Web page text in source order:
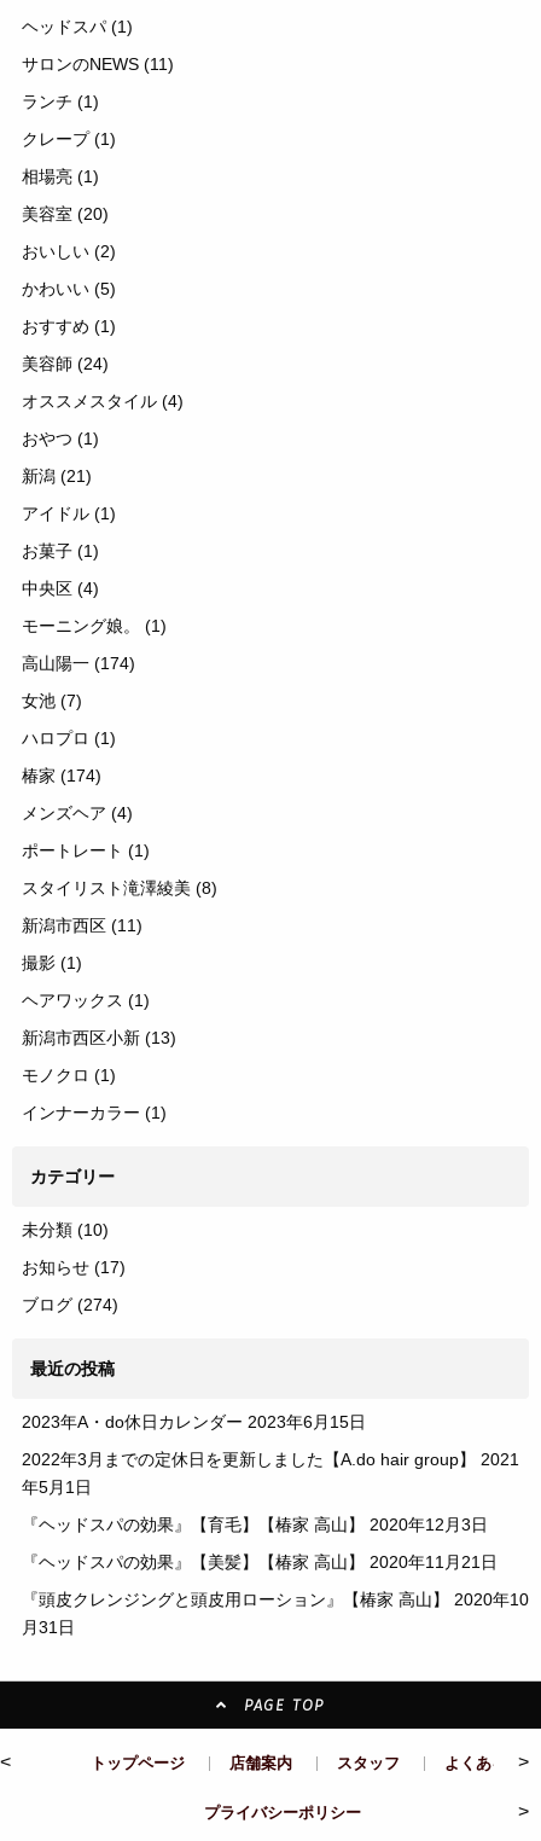
ヘッドスパ (1)
サロンのNEWS (11)
ランチ (1)
クレープ(1)
相場亮 (1)
美容室 (20)
おいしい (2)
かわいい (5)
おすすめ (1)
美容師 (24)
オススメスタイル (4)
おやつ (1)
新潟 (21)
アイドル (1)
お菓子 (1)
中央区 (4)
モーニング娘。 (1)
高山陽一 (174)
女池 (7)
ハロプロ (1)
椿家 (174)
メンズヘア (4)
ポートレート (1)
スタイリスト滝澤綾美 (8)
新潟市西区 (11)
撮影 (1)
ヘアワックス (1)
新潟市西区小新 (13)
モノクロ (1)
インナーカラー (1)
カテゴリー
未分類 (10)
お知らせ (17)
ブログ (274)
最近の投稿
2023年A・do休日カレンダー 2023年6月15日
2022年3月までの定休日を更新しました【A.do hair group】
2021
年5月1日
『ヘッドスパの効果』【育毛】【椿家 高山】
2020年12月3日
『ヘッドスパの効果』【美髪】【椿家 高山】
2020年11月21日
『頭皮クレンジングと頭皮用ローション』【椿家 高山】
2020年10
月31日
PAGE TOP
< トップページ 店舗案内 スタッフ よくある質問
>
プライバシーポリシー >